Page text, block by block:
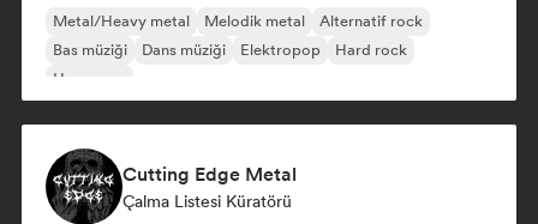
Metal/Heavy metal Melodik metal
Alternatif rock
Bas müziği
Dans müziği Elektropop
Hard rock
Hyperpop
Cutting Edge Metal
Çalma Listesi Küratörü